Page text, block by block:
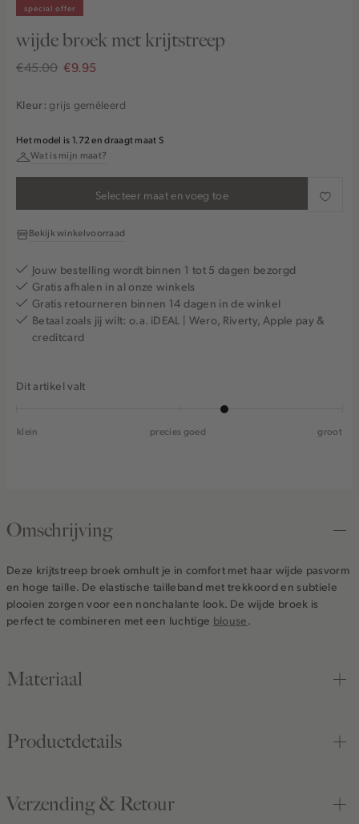
special offer
wijde broek met krijtstreep
€45.00 €9.95
Kleur:grijs gemêleerd
Het model is 1.72 en draagt maat S
Wat is mijn maat?
Selecteer maat en voeg toe
Bekijk winkelvoorraad
Jouw bestelling wordt binnen 1 tot 5 dagen bezorgd
Gratis afhalen in al onze winkels
Gratis retourneren binnen 14 dagen in de winkel
Betaal zoals jij wilt: o.a. iDEAL | Wero, Riverty, Apple pay &
creditcard
Dit artikel valt
klein precies goed groot
Omschrijving
Deze krijtstreep broek omhult je in comfort met haar wijde pasvorm
en hoge taille. De elastische tailleband met trekkoord en subtiele
plooien zorgen voor een nonchalante look. De wijde broek is
perfect te combineren met een luchtige blouse .
Materiaal
Productdetails
Verzending & Retour